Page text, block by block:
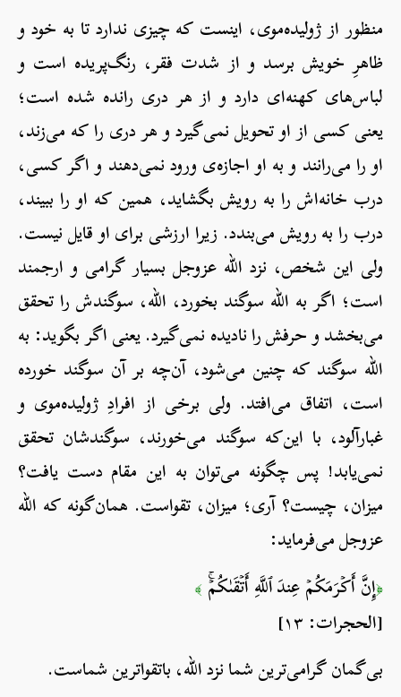
منظور از ژولیده‌موی، این‎ست که چیزی ندارد تا به خود و
ظاهرِ خویش برسد و از شدت فقر، رنگ‌پریده است و
لباس‌های کهنه‌ای دارد و از هر دری رانده شده است؛
یعنی کسی از او تحویل نمی‌گیرد و هر دری را که می‌زند،
او را می‌رانند و به او اجازه‌ی ورود نمی‌دهند و اگر کسی،
درب خانه‌اش را به رویش بگشاید، همین که او را ببیند،
درب را به رویش می‌بندد. زیرا ارزشی برای او قایل نیست.
ولی این شخص، نزد الله عزوجل بسیار گرامی و ارجمند
است؛ اگر به الله سوگند بخورد، الله، سوگندش را تحقق
می‌بخشد و حرفش را نادیده نمی‌گیرد. یعنی اگر بگوید: به
الله سوگند که چنین می‌شود، آن‌چه بر آن سوگند خورده
است، اتفاق می‌افتد. ولی برخی از افرادِ ژولیده‌موی و
غبارآلود، با این‌که سوگند می‌خورند، سوگندشان تحقق
نمی‌یابد! پس چگونه می‌توان به این مقام دست یافت؟
میزان، چیست؟ آری؛ میزان، تقواست. همان‌گونه که الله
عزوجل می‌فرماید:
﴿إِنَّ أَكۡرَمَكُمۡ عِندَ ٱللَّهِ أَتۡقَىٰكُمۡۚ ﴾
[الحجرات: ١٣]
بی‌گمان گرامی‌ترین شما نزد الله، باتقواترین شماست.